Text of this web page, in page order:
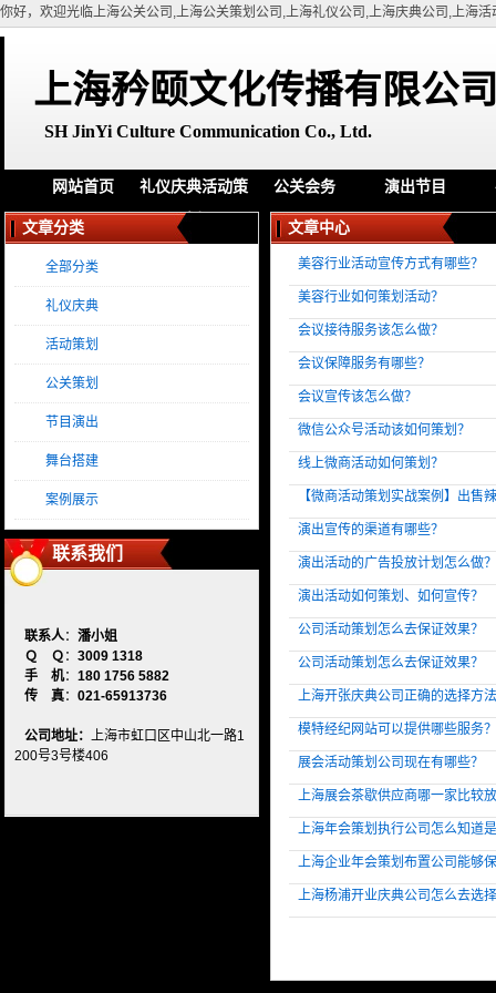
你好，欢迎光临上海公关公司,上海公关策划公司,上海礼仪公司,上海庆典公司,上海
上海矜颐文化传播有限公
SHJinYi Culture Communication Co., Ltd.
网站首页
礼仪庆典活动策
公关会务 演出节目
文章中心
美容行业活动宣传方式有哪些？
美容行业如何策划活动？
会议接待服务该怎么做？
会议保障服务有哪些？
会议宣传该怎么做？
微信公众号活动该如何策划？
线上微商活动如何策划？
【微商活动策划实战案例】出售
演出宣传的渠道有哪些？
演出活动的广告投放计划怎么做？
演出活动如何策划、如何宣传？
公司活动策划怎么去保证效果？
公司活动策划怎么去保证效果？
上海开张庆典公司正确的选择方法
模特经纪网站可以提供哪些服务？
展会活动策划公司现在有哪些？
上海展会茶歇供应商哪一家比较
上海年会策划执行公司怎么知道
上海企业年会策划布置公司能够
上海杨浦开业庆典公司怎么去选
文章分类
全部分类
礼仪庆典
活动策划
公关策划
节目演出
舞台搭建
案例展示
联系我们
联系人： 潘小姐
Ｑ Ｑ ： 3009 1318
手 机： 180 1756 5882
传 真： 021-65913736
公司地址： 上海市虹口区中山北一路1
200号3号楼406